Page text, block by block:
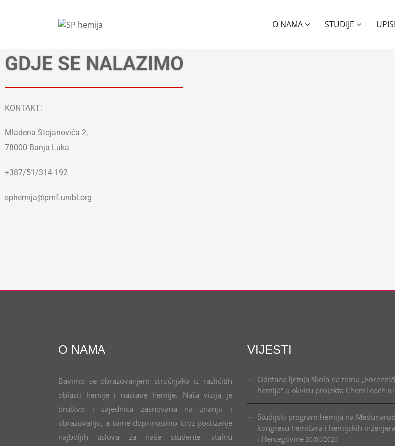
O NAMA STUDIJE UPISI
GDJE SE NALAZIMO
KONTAKT:
Mladena Stojanovića 2,
78000 Banja Luka
+387/51/314-192
sphemija@pmf.unibl.org
O NAMA
Bavimo se obrazovanjem stručnjaka iz različitih
oblasti hemije i nastave hemije. Naša vizija je
društvo i zajednica zasnovana na znanju i
obrazovanju, a tome doprinosimo kroz postizanje
najboljih uslova za naše studente, stalnu
VIJESTI
Održana ljetnja škola na temu
hemija“ u okviru projekta ChemTeach
Studijski program hemija na
kongresu hemičara i hemijskih
i Hercegovine 30/06/2026